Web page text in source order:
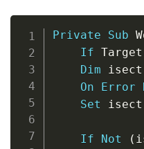
Private Sub
If Target
Dim isect
On
Error
Set isect
If Not (